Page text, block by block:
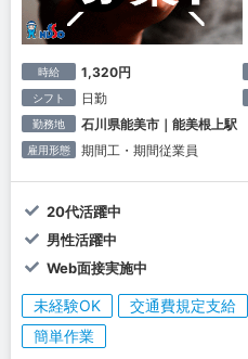
時給 1,320円
シフト 日勤
勤務地 石川県能美市｜能美根上駅
雇用形態 期間工・期間従業員
20代活躍中
男性活躍中
Web面接実施中
未経験OK 交通費規定支給
簡単作業